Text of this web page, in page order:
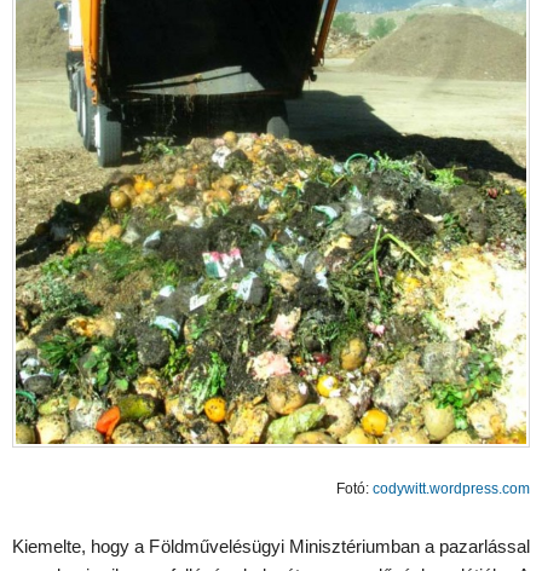
Fotó: codywitt.wordpress.com
Kiemelte, hogy a Földművelésügyi Minisztériumban a pazarlással